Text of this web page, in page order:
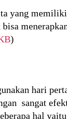
yang
)
hari
sangat
hal